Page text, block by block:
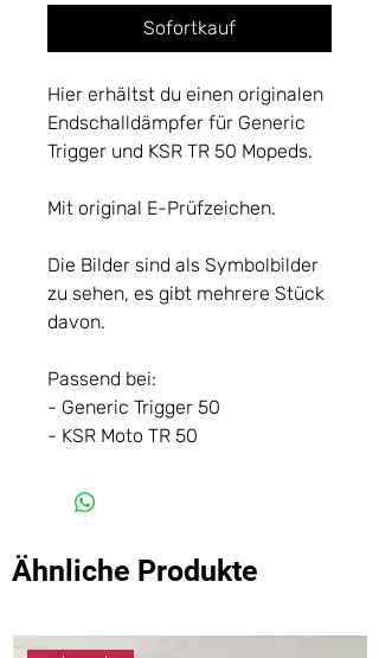
Sofortkauf
Hier erhältst du einen originalen
Endschalldämpfer für Generic
Trigger und KSR TR 50 Mopeds.
Mit original E-Prüfzeichen.
Die Bilder sind als Symbolbilder
zu sehen, es gibt mehrere Stück
davon.
Passend bei:
- Generic Trigger 50
- KSR Moto TR 50
Ähnliche Produkte